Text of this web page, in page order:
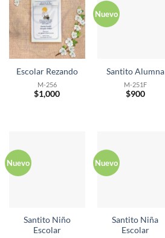
Escolar Rezando
M-256
$1,000
Nuevo
Santito Alumna
M-251F
$900
Nuevo
Santito Niño
Escolar
Nuevo
Santito Niña
Escolar